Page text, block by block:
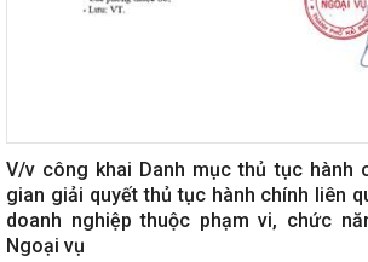
V/v công khai Danh mục thủ tục hành
gian giải quyết thủ tục hành chính liên
doanh nghiệp thuộc phạm vi, chức
Ngoại vụ